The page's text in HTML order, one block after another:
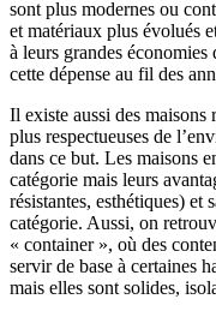
sont plus modernes ou
et matériaux plus évolués
à leurs grandes économies
cette dépense au fil des
Il existe aussi des maisons
plus respectueuses de
dans ce but. Les maisons
catégorie mais leurs
résistantes, esthétiques) et
catégorie. Aussi, on
« container », où des
servir de base à certaines
mais elles sont solides,